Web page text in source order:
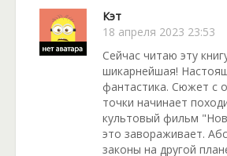
Кэт
18 апреля 2023 23:53
Сейчас читаю эту
шикарнейшая!
фантастика. Сюжет с
точки начинает
культовый фильм
это завораживает.
законы на другой